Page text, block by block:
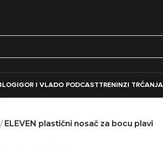
IGOR I VLADO PODCASTTRENINZI TRČANJA
/ ELEVEN plastični nosač za bocu plavi